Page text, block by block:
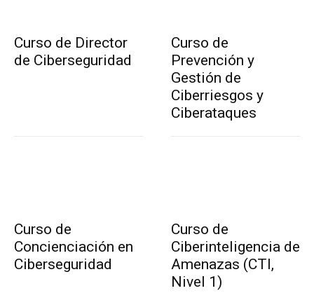
Curso de Director
de Ciberseguridad
Curso de
Prevención y
Gestión de
Ciberriesgos y
Ciberataques
Curso de
Concienciación en
Ciberseguridad
Curso de
Ciberinteligencia de
Amenazas (CTI,
Nivel 1)